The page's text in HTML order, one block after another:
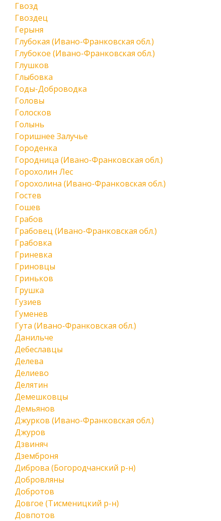
Гвозд
Гвоздец
Герыня
Глубокая (Ивано-Франковская обл.)
Глубокое (Ивано-Франковская обл.)
Глушков
Глыбовка
Годы-Доброводка
Головы
Голосков
Голынь
Горишнее Залучье
Городенка
Городница (Ивано-Франковская обл.)
Горохолин Лес
Горохолина (Ивано-Франковская обл.)
Гостев
Гошев
Грабов
Грабовец (Ивано-Франковская обл.)
Грабовка
Гриневка
Гриновцы
Гриньков
Грушка
Гузиев
Гуменев
Гута (Ивано-Франковская обл.)
Данильче
Дебеславцы
Делева
Делиево
Делятин
Демешковцы
Демьянов
Джурков (Ивано-Франковская обл.)
Джуров
Дзвиняч
Дземброня
Диброва (Богородчанский р-н)
Добровляны
Добротов
Довгое (Тисменицкий р-н)
Довпотов